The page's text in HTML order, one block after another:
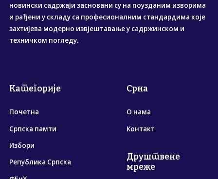
новински садржаји засновани су на поузданим изворима
и рађени у складу са професионалним стандардима које
захтијева модерно извјештавање у садржинском и
техничком погледу.
Категорије
Почетна
Српска памти
Избори
Република Српска
Срна
О нама
Контакт
Друштвене
мреже